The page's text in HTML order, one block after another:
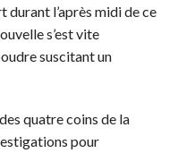
durant l’après midi de ce
s’est vite
suscitant un
quatre coins de la
pour